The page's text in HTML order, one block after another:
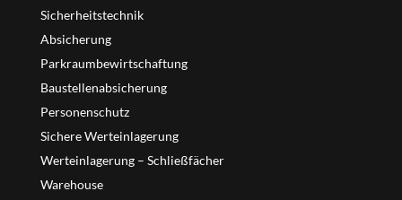
Sicherheitstechnik
Absicherung
Parkraumbewirtschaftung
Baustellenabsicherung
Personenschutz
Sichere Werteinlagerung
Werteinlagerung – Schließfächer
Warehouse